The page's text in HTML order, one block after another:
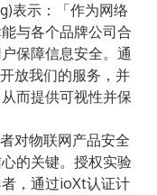
表示：「作为网络
与各个品牌公司合
保障信息安全。通
放我们的服务，并
而提供可视性并保
对物联网产品安全
的关键。授权实验
，通过ioXt认证计